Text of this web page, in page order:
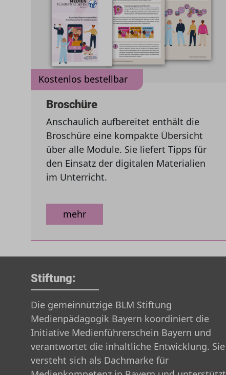
Kostenlos bestellbar
Broschüre
Anschaulich aufbereitet enthält die
Broschüre eine kompakte Übersicht
über alle Module. Sie liefert Tipps für
den Einsatz der digitalen Materialien
im Unterricht.
mehr
Stiftung:
Die gemeinnützige BLM Stiftung
Medienpädagogik Bayern koordiniert die
Initiative Medienführerschein Bayern und
verantwortet die inhaltliche Entwicklung. Sie
versteht sich als Dachmarke für